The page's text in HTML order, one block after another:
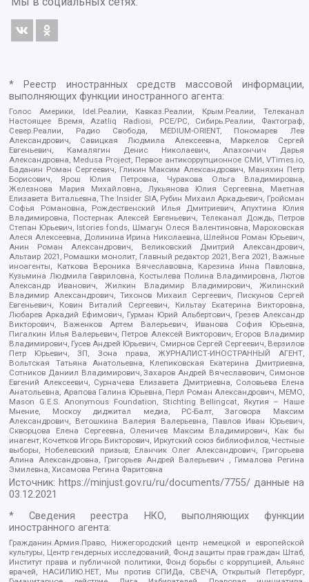
* Реестр иностранных средств массовой информации,
выполняющих функции иностранного агента:
Голос Америки, Idel.Реалии, Кавказ.Реалии, Крым.Реалии, Телеканал
Настоящее Время, Azatliq Radiosi, PCE/PC, Сибирь.Реалии, Фактограф,
Север.Реалии, Радио Свобода, MEDIUM-ORIENT, Пономарев Лев
Александрович, Савицкая Людмила Алексеевна, Маркелов Сергей
Евгеньевич, Камалягин Денис Николаевич, Апахончич Дарья
Александровна, Medusa Project, Первое антикоррупционное СМИ, VTimes.io,
Баданин Роман Сергеевич, Гликин Максим Александрович, Маняхин Петр
Борисович, Ярош Юлия Петровна, Чуракова Ольга Владимировна,
Железнова Мария Михайловна, Лукьянова Юлия Сергеевна, Маетная
Елизавета Витальевна, The Insider SIA, Рубин Михаил Аркадьевич, Гройсман
Софья Романовна, Рождественский Илья Дмитриевич, Апухтина Юлия
Владимировна, Постернак Алексей Евгеньевич, Телеканал Дождь, Петров
Степан Юрьевич, Istories fonds, Шмагун Олеся Валентиновна, Мароховская
Алеся Алексеевна, Долинина Ирина Николаевна, Шлейнов Роман Юрьевич,
Анин Роман Александрович, Великовский Дмитрий Александрович,
Альтаир 2021, Ромашки монолит, Главный редактор 2021, Вега 2021, Важные
иноагенты, Каткова Вероника Вячеславовна, Карезина Инна Павловна,
Кузьмина Людмила Гавриловна, Костылева Полина Владимировна, Лютов
Александр Иванович, Жилкин Владимир Владимирович, Жилинский
Владимир Александрович, Тихонов Михаил Сергеевич, Пискунов Сергей
Евгеньевич, Ковин Виталий Сергеевич, Кильтау Екатерина Викторовна,
Любарев Аркадий Ефимович, Гурман Юрий Альбертович, Грезев Александр
Викторович, Важенков Артем Валерьевич, Иванова София Юрьевна,
Пигалкин Илья Валерьевич, Петров Алексей Викторович, Егоров Владимир
Владимирович, Гусев Андрей Юрьевич, Смирнов Сергей Сергеевич, Верзилов
Петр Юрьевич, ЗП, Зона права, ЖУРНАЛИСТ-ИНОСТРАННЫЙ АГЕНТ,
Вольтская Татьяна Анатольевна, Клепиковская Екатерина Дмитриевна,
Сотников Даниил Владимирович, Захаров Андрей Вячеславович, Симонов
Евгений Алексеевич, Сурначева Елизавета Дмитриевна, Соловьева Елена
Анатольевна, Арапова Галина Юрьевна, Перл Роман Александрович, МЕМО,
Mason G.E.S. Anonymous Foundation, Stichting Bellingcat, Якутия – Наше
Мнение, Москоу диджитал медиа, РС-Балт, Заговора Максим
Александрович, Ветошкина Валерия Валерьевна, Павлов Иван Юрьевич,
Скворцова Елена Сергеевна, Оленичев Максим Владимирович, Как бы
инагент, Кочетков Игорь Викторович, Иркутский союз библиофилов, Честные
выборы, Нобелевский призыв, Еланчик Олег Александрович, Григорьева
Алина Александровна, Григорьев Андрей Валерьевич , Гималова Регина
Эмилевна, Хисамова Регина Фаритовна
Источник: https://minjust.gov.ru/ru/documents/7755/ данные на
03.12.2021
* Сведения реестра НКО, выполняющих функции
иностранного агента:
Гражданин.Армия.Право, Нижегородский центр немецкой и европейской
культуры, Центр гендерных исследований, Фонд защиты прав граждан Штаб,
Институт права и публичной политики, Фонд борьбы с коррупцией, Альянс
врачей, НАСИЛИЮ.НЕТ, Мы против СПИДа, СВЕЧА, Открытый Петербург,